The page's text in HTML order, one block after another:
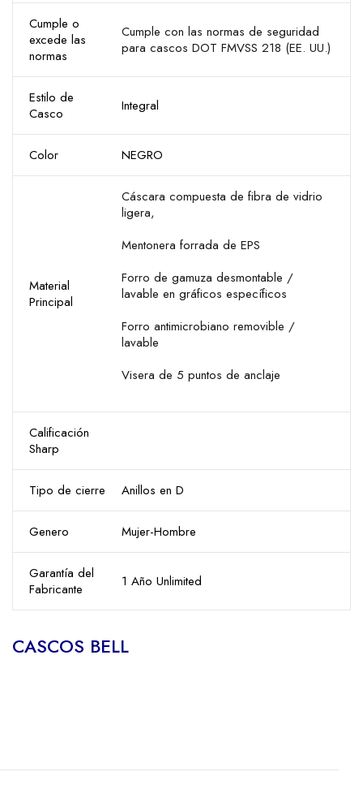
Cumple o
excede las
normas
Cumple con las normas de seguridad
para cascos DOT FMVSS 218 (EE. UU.)
Estilo de
Casco
Integral
Color NEGRO
Material
Principal
Cáscara compuesta de fibra de vidrio
ligera,
Mentonera forrada de EPS
Forro de gamuza desmontable /
lavable en gráficos específicos
Forro antimicrobiano removible /
lavable
Visera de 5 puntos de anclaje
Calificación
Sharp
Tipo de cierre Anillos en D
Genero Mujer-Hombre
Garantía del
Fabricante
1 Año Unlimited
CASCOS BELL